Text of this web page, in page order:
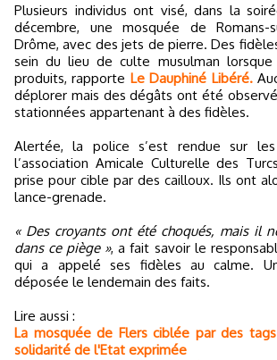
Plusieurs individus ont visé, dans la soirée du dimanche 4
décembre, une mosquée de Romans-
Drôme, avec des jets de pierre. Des
sein du lieu de culte musulman
produits, rapporte Le Dauphiné Libéré.
déplorer mais des dégâts ont été
stationnées appartenant à des fidèles.
Alertée, la police s’est rendue sur
l’association Amicale Culturelle des
prise pour cible par des cailloux. Ils ont
lance-grenade.
« Des croyants ont été choqués, mais il
dans ce piège », a fait savoir le
qui a appelé ses fidèles au calme.
déposée le lendemain des faits.
Lire aussi :
La mosquée de Flers ciblée par des
solidarité de l'Etat exprimée